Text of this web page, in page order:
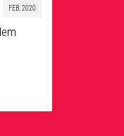
FEB. 2020